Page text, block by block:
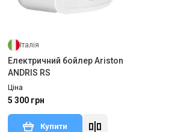
Італія
Електричний бойлер Ariston
ANDRIS RS
Ціна
5 300 грн
Купити